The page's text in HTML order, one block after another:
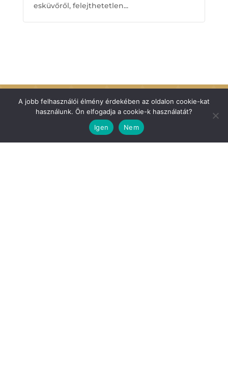
esküvőről, felejthetetlen...
Fedezze fel a Tensi Luxury
világát!
Szeretnék elsőként értesülni az exkluzív utazási
A jobb felhasználói élmény érdekében az oldalon cookie-kat
használunk. Ön elfogadja a cookie-k használatát?
Igen
Nem